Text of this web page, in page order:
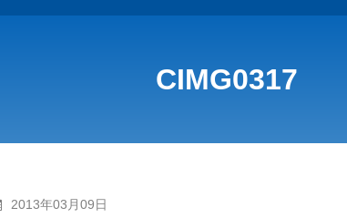
CIMG0317
2013年03月09日